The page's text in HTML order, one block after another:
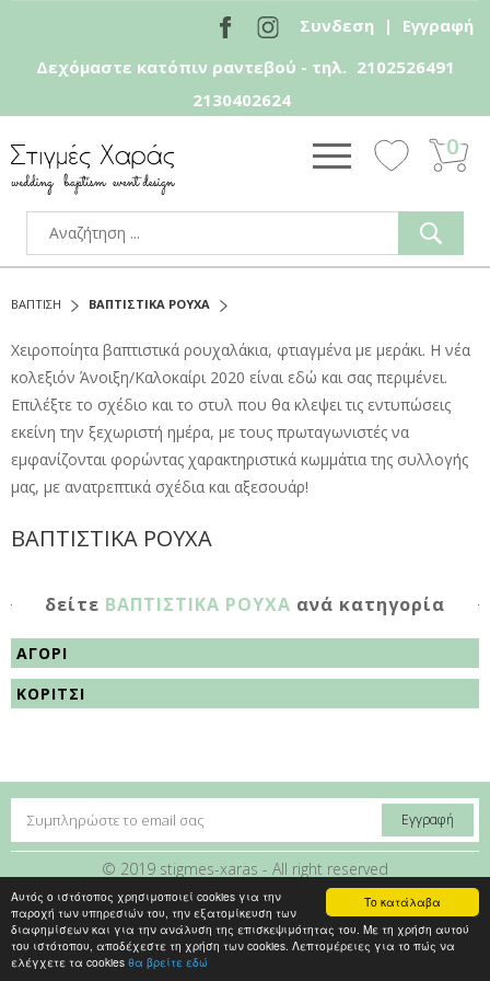
Το κατάλαβα
Αυτός ο ιστότοπος χρησιμοποιεί cookies για την
παροχή των υπηρεσιών του, την εξατομίκευση των
διαφημίσεων και για την ανάλυση της επισκεψιμότητας του. Με τη χρήση αυτού
του ιστότοπου, αποδέχεστε τη χρήση των cookies. Λεπτομέρειες για το πώς να
ελέγχετε τα cookies θα βρείτε εδώ
Συνδεση |
Εγγραφή
Δεχόμαστε κατόπιν ραντεβού - τηλ. 2102526491
2130402624
0
ΒΑΠΤΙΣΗ ΒΑΠΤΙΣΤΙΚΑ ΡΟΥΧΑ
Χειροποίητα βαπτιστικά ρουχαλάκια, φτιαγμένα με μεράκι. Η νέα
κολεξιόν Άνοιξη/Καλοκαίρι 2020 είναι εδώ και σας περιμένει.
Επιλέξτε το σχέδιο και το στυλ που θα κλεψει τις εντυπώσεις
εκείνη την ξεχωριστή ημέρα, με τους πρωταγωνιστές να
εμφανίζονται φορώντας χαρακτηριστικά κωμμάτια της συλλογής
μας, με ανατρεπτικά σχέδια και αξεσουάρ!
ΒΑΠΤΙΣΤΙΚΑ ΡΟΥΧΑ
δείτε ΒΑΠΤΙΣΤΙΚΑ ΡΟΥΧΑ ανά κατηγορία
ΑΓΟΡΙ
ΚΟΡΙΤΣΙ
© 2019 stigmes-xaras - All right reserved
Εταιρία | Τρόποι Πληρωμής |Mεταφορικά|Πολιτική
προστασίας | Επικοινωνία Όροι Χρήσης